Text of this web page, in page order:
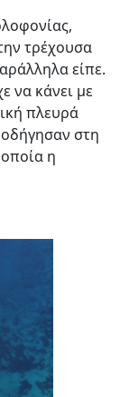
τρέχουσα
είπε.
να κάνει με
πλευρά
στη
η